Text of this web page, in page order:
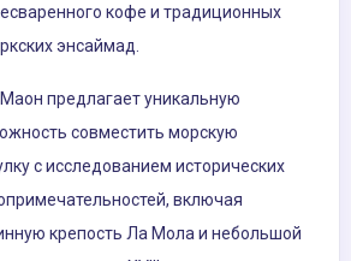
кофе и традиционных
энсаймад.
Маон предлагает уникальную
совместить морскую
с исследованием исторических
включая
крепость Ла Мола и небольшой